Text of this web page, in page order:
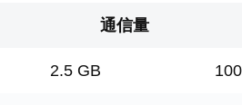
通信量
2.5 GB